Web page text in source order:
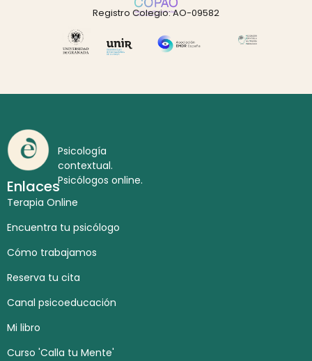
Registro Colegio: AO-09582
Psicología
contextual.
Psicólogos online.
Enlaces
Terapia Online
Encuentra tu psicólogo
Cómo trabajamos
Reserva tu cita
Canal psicoeducación
Mi libro
Curso 'Calla tu Mente'